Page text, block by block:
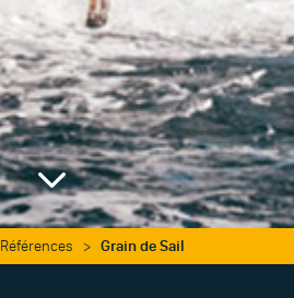
3
Références > Grain de Sail